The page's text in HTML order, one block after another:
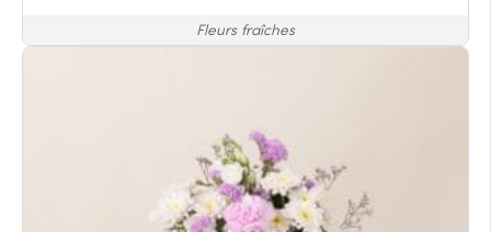
Fleurs fraîches